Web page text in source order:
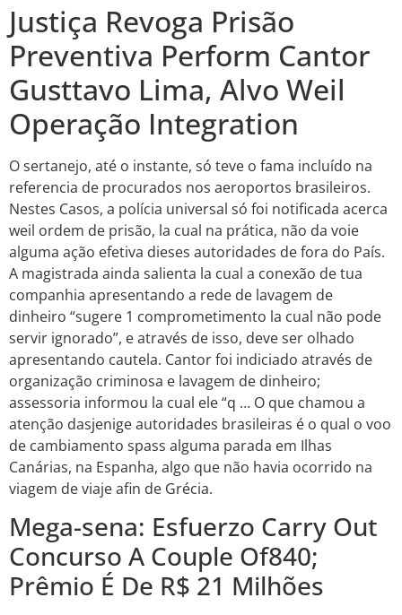
Justiça Revoga Prisão
Preventiva Perform Cantor
Gusttavo Lima, Alvo Weil
Operação Integration
O sertanejo, até o instante, só teve o fama incluído na
referencia de procurados nos aeroportos brasileiros.
Nestes Casos, a polícia universal só foi notificada acerca
weil ordem de prisão, la cual na prática, não da voie
alguma ação efetiva dieses autoridades de fora do País.
A magistrada ainda salienta la cual a conexão de tua
companhia apresentando a rede de lavagem de
dinheiro “sugere 1 comprometimento la cual não pode
servir ignorado”, e através de isso, deve ser olhado
apresentando cautela. Cantor foi indiciado através de
organização criminosa e lavagem de dinheiro;
assessoria informou la cual ele “q … O que chamou a
atenção dasjenige autoridades brasileiras é o qual o voo
de cambiamento spass alguma parada em Ilhas
Canárias, na Espanha, algo que não havia ocorrido na
viagem de viaje afin de Grécia.
Mega-sena: Esfuerzo Carry Out
Concurso A Couple Of840;
Prêmio É De R$ 21 Milhões